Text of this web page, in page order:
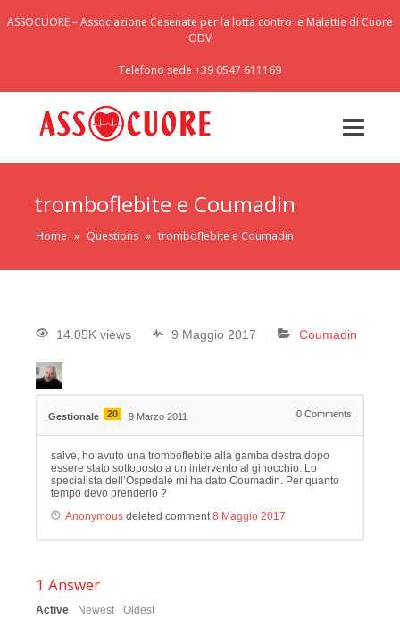
ASSOCUORE – Associazione Cesenate per la lotta contro le Malattie di Cuore
ODV
Telefono sede +39 0547 611169
tromboflebite e Coumadin
Home » Questions » tromboflebite e Coumadin
14.05K views 9 Maggio 2017 Coumadin
Gestionale 20 9 Marzo 2011 0 Comments
salve, ho avuto una tromboflebite alla gamba destra dopo
essere stato sottoposto a un intervento al ginocchio. Lo
specialista dell’Ospedale mi ha dato Coumadin. Per quanto
tempo devo prenderlo ?
Anonymous deleted comment8 Maggio 2017
1 Answer
Active Newest Oldest